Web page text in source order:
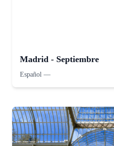
Madrid - Septiembre
Español —